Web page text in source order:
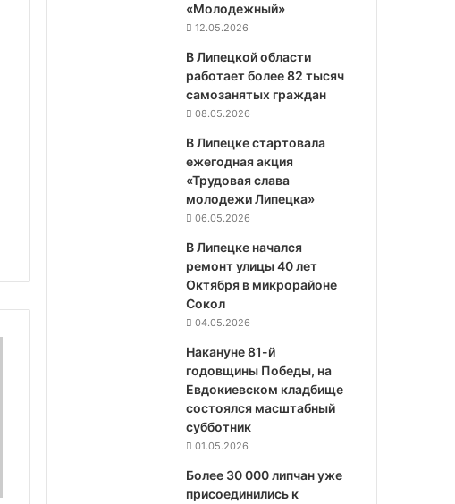
«Молодежный»
12.05.2026
В Липецкой области
работает более 82 тысяч
самозанятых граждан
08.05.2026
В Липецке стартовала
ежегодная акция
«Трудовая слава
молодежи Липецка»
06.05.2026
В Липецке начался
ремонт улицы 40 лет
Октября в микрорайоне
Сокол
04.05.2026
Накануне 81-й
годовщины Победы, на
Евдокиевском кладбище
состоялся масштабный
субботник
01.05.2026
Более 30 000 липчан уже
присоединились к